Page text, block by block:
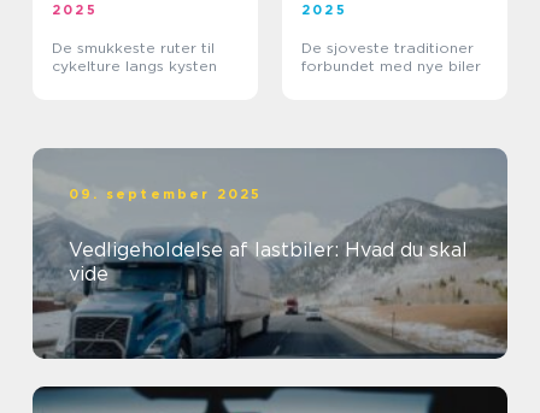
2025
De smukkeste ruter til
cykelture langs kysten
2025
De sjoveste traditioner
forbundet med nye biler
09. september 2025
Vedligeholdelse af lastbiler: Hvad du skal
vide